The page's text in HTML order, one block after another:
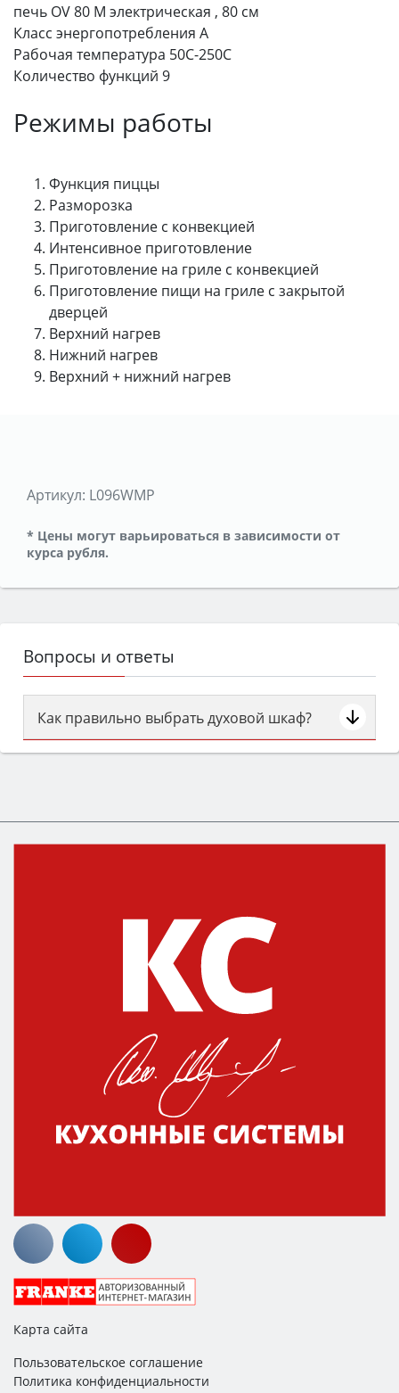
печь OV 80 M электрическая , 80 см
Класс энергопотребления А
Рабочая температура 50C-250C
Количество функций 9
Режимы работы
Функция пиццы
Разморозка
Приготовление с конвекцией
Интенсивное приготовление
Приготовление на гриле с конвекцией
Приготовление пищи на гриле с закрытой
дверцей
Верхний нагрев
Нижний нагрев
Верхний + нижний нагрев
Артикул: L096WMP
* Цены могут варьироваться в зависимости от
курса рубля.
Вопросы и ответы
Как правильно выбрать духовой шкаф?
Сначала определитесь с типом (газовый или
класс энергопотребления не ниже A и нужные
Карта сайта
Пользовательское соглашение
Политика конфиденциальности